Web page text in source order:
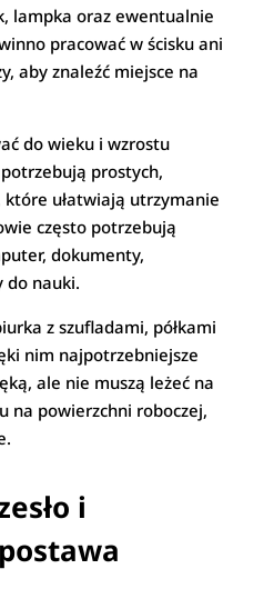
lampka oraz ewentualnie
pracować w ścisku ani
aby znaleźć miejsce na
do wieku i wzrostu
prostych,
ułatwiają utrzymanie
często potrzebują
dokumenty,
do nauki.
z szufladami, półkami
nim najpotrzebniejsze
ale nie muszą leżeć na
na powierzchni roboczej,
i